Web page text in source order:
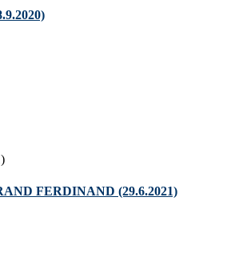
FERDINAND (29.6.2021)